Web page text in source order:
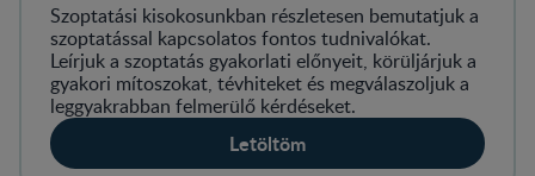
Szoptatási kisokosunkban részletesen bemutatjuk a
szoptatással kapcsolatos fontos tudnivalókat.
Leírjuk a szoptatás gyakorlati előnyeit, körüljárjuk a
gyakori mítoszokat, tévhiteket és megválaszoljuk a
leggyakrabban felmerülő kérdéseket.
Letöltöm